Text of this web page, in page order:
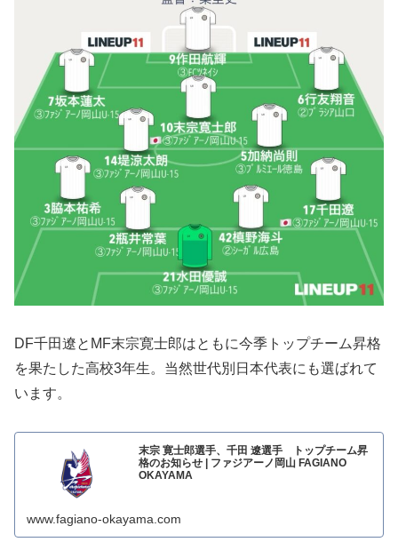
DF千田遼とMF末宗寛士郎はともに今季トップチーム昇格
を果たした高校3年生。当然世代別日本代表にも選ばれて
います。
末宗 寛士郎選手、千田 遼選手 トップチーム昇
格のお知らせ | ファジアーノ岡山 FAGIANO
OKAYAMA
www.fagiano-okayama.com